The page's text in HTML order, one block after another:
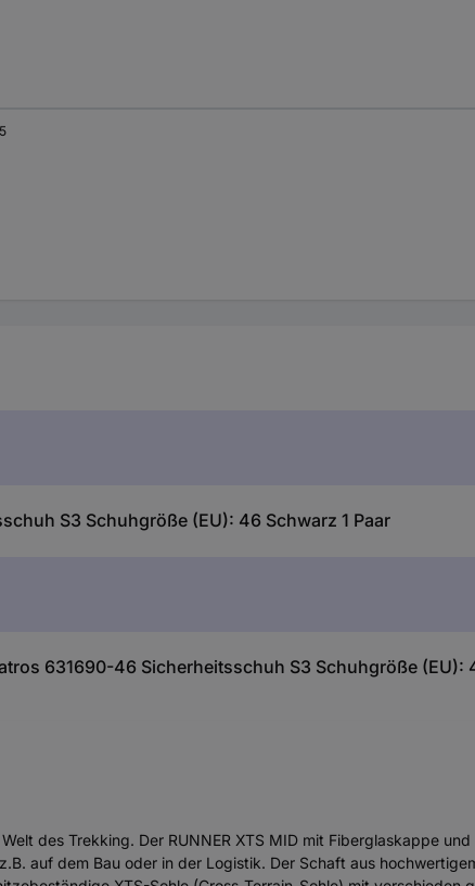
S3 Schuhgröße (EU): 46 Schwarz 1 Paar
631690-46 Sicherheitsschuh S3 Schuhgröße (EU):
des Trekking. Der RUNNER XTS MID mit Fiberglaskappe
auf dem Bau oder in der Logistik. Der Schaft aus